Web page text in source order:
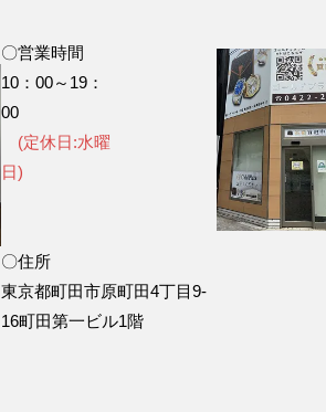
〇営業時間
10：00～19：
00
(定休日:水曜
日)
〇住所
東京都町田市原町田4丁目9‐
16町田第一ビル1階